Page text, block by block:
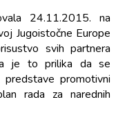
24.11.2015. na
Jugoistočne Europe
svih partnera
je to prilika da se
promotivni
rada za narednih